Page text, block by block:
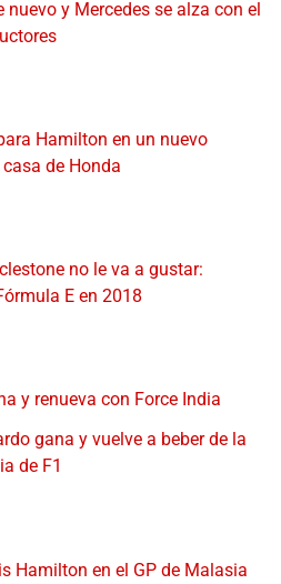
nuevo y Mercedes se alza con el
Hamilton en un nuevo
de Honda
no le va a gustar:
E en 2018
y renueva con Force India
gana y vuelve a beber de la
de F1
Hamilton en el GP de Malasia